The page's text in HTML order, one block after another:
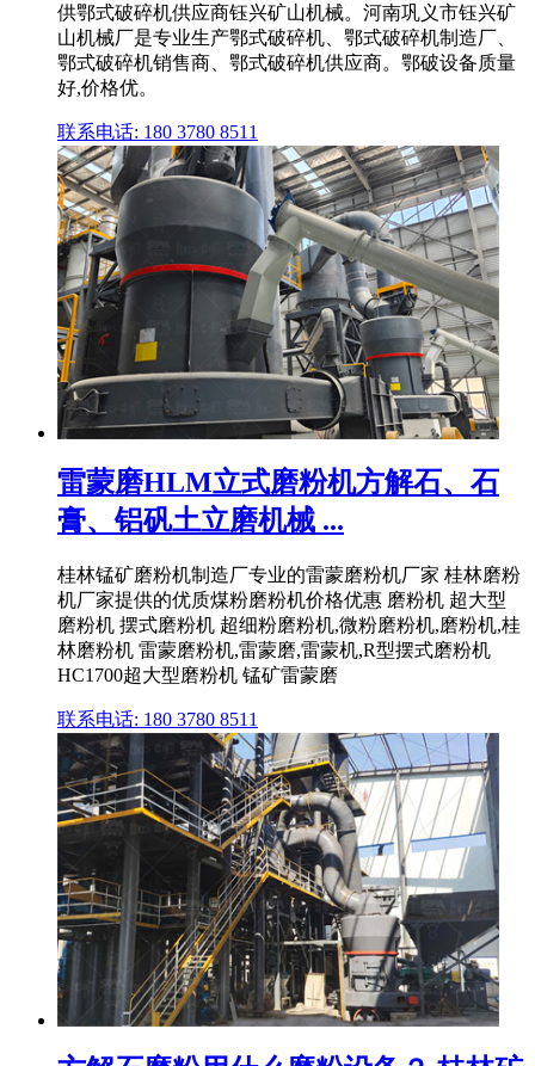
供鄂式破碎机供应商钰兴矿山机械。河南巩义市钰兴矿
山机械厂是专业生产鄂式破碎机、鄂式破碎机制造厂、
鄂式破碎机销售商、鄂式破碎机供应商。鄂破设备质量
好,价格优。
联系电话: 180 3780 8511
雷蒙磨HLM立式磨粉机方解石、石
膏、铝矾土立磨机械 ...
桂林锰矿磨粉机制造厂专业的雷蒙磨粉机厂家 桂林磨粉
机厂家提供的优质煤粉磨粉机价格优惠 磨粉机 超大型
磨粉机 摆式磨粉机 超细粉磨粉机,微粉磨粉机,磨粉机,桂
林磨粉机 雷蒙磨粉机,雷蒙磨,雷蒙机,R型摆式磨粉机
HC1700超大型磨粉机 锰矿雷蒙磨
联系电话: 180 3780 8511